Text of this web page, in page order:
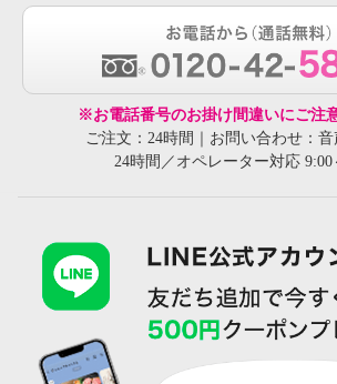
※お電話番号のお掛け間違いにご注
ご注文：24時間｜お問い合わせ：
24時間／オペレーター対応 9:00